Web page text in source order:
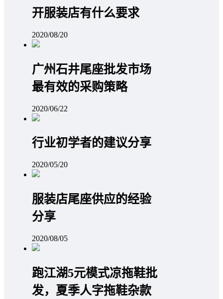
开服装店有什么要求
2020/08/20
广州石井尾座批发市场
最有效的采购策略
2020/06/22
行业初学者的建议分享
2020/05/20
服装店尾座供应的经验
分享
2020/08/05
跑江湖5元模式凉拖鞋批
发，夏季人字拖鞋杂款